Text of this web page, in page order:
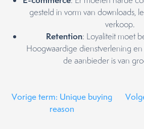
gesteld in vorm van downloads,
verkoop.
Retention: Loyaliteit moet
Hoogwaardige dienstverlening
de aanbieder is van
Vorige term: Unique buying
reason